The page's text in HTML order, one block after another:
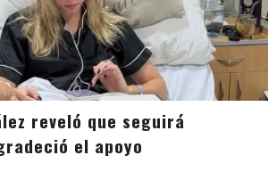
reveló que seguirá
el apoyo